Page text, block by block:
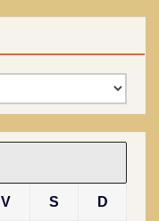
V S D